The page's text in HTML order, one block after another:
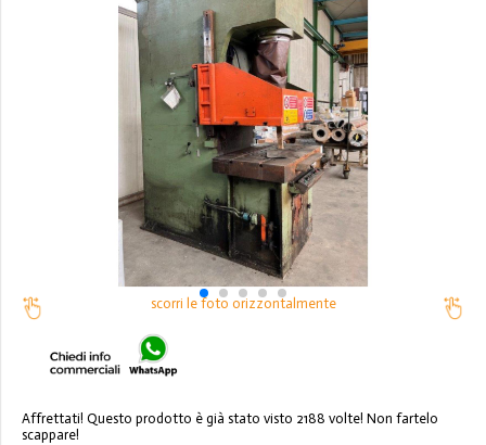
scorri le foto orizzontalmente
Affrettati! Questo prodotto è già stato visto 2188 volte! Non fartelo
scappare!